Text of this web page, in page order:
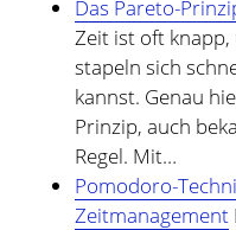
Das Pareto-
Zeit ist oft knapp,
stapeln sich
kannst. Genau
Prinzip, auch
Regel. Mit…
Pomodoro-
Zeitmanagement